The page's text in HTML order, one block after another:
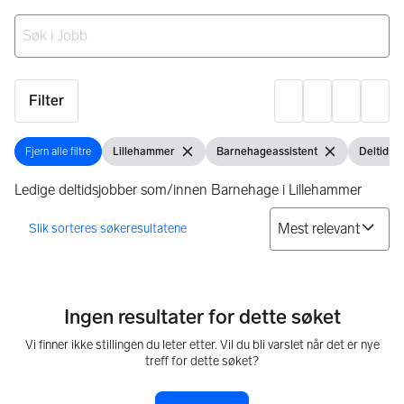
Filter
Fjern alle filtre
Fjern alle filtre Vis filter
Lillehammer Fjern filterVis filter
Barnehageassistent Fjern filterVis filter
Deltid
Ledige deltidsjobber som/innen Barnehage i Lillehammer
Ingen resultater for dette søket
Vi finner ikke stillingen du leter etter. Vil du bli varslet når det er nye
treff for dette søket?